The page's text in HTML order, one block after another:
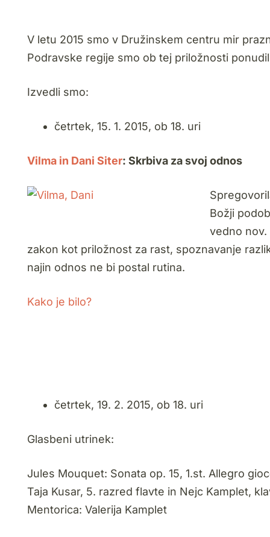
V letu 2015 smo v Družinskem centru mir
Podravske regije smo ob tej priložnosti
Izvedli smo:
četrtek, 15. 1. 2015, ob 18. uri
Vilma in Dani Siter: Skrbiva za svoj odnos
Božji
vedno
zakon kot priložnost za rast, spoznavanje
najin odnos ne bi postal rutina.
Kako je bilo?
četrtek, 19. 2. 2015, ob 18. uri
Glasbeni utrinek:
Jules Mouquet: Sonata op. 15, 1.st. Allegro
Taja Kusar, 5. razred flavte in Nejc Kamplet,
Mentorica: Valerija Kamplet